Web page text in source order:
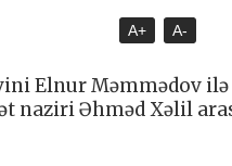
A+ A-
Elnur Məmmədov
naziri Əhməd Xəlil